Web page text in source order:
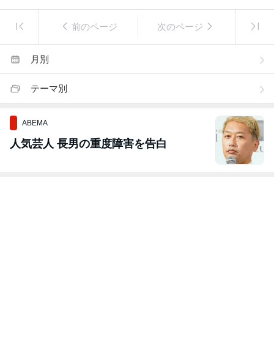
前のページ 次のページ
月別
テーマ別
ABEMA
人気芸人 長男の重度障害を告白